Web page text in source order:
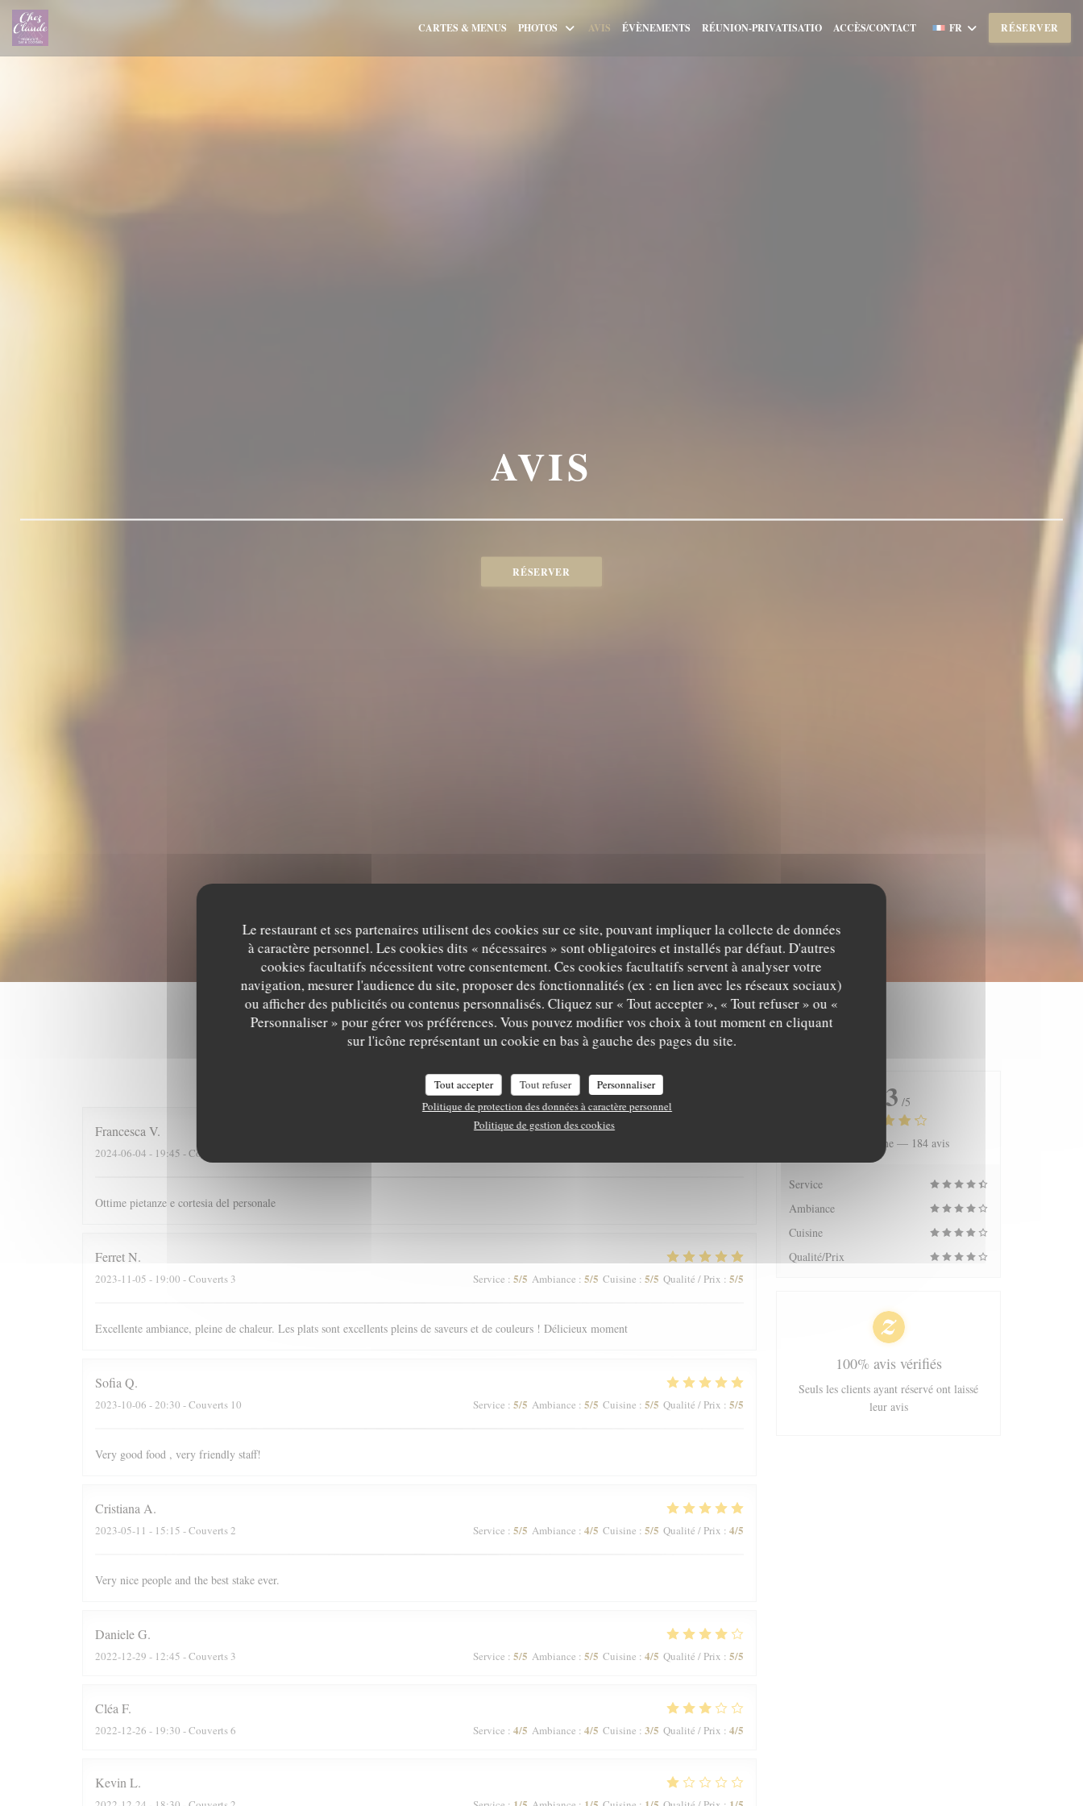
Personnalisation de vos choix en matière de cookies
Le restaurant et ses partenaires utilisent des cookies sur ce site, pouvant impliquer la collecte de données
à caractère personnel. Les cookies dits « nécessaires » sont obligatoires et installés par défaut. D'autres
cookies facultatifs nécessitent votre consentement. Ces cookies facultatifs servent à analyser votre
navigation, mesurer l'audience du site, proposer des fonctionnalités (ex : en lien avec les réseaux sociaux)
ou afficher des publicités ou contenus personnalisés. Cliquez sur « Tout accepter », « Tout refuser » ou «
Personnaliser » pour gérer vos préférences. Vous pouvez modifier vos choix à tout moment en cliquant
sur l'icône représentant un cookie en bas à gauche des pages du site.
Tout accepter Tout refuser
Personnaliser
Politique de protection des données à caractère personnel
Politique de gestion des cookies
CARTES & MENUS PHOTOS AVIS ÉVÈNEMENTS RÉUNION-PRIVATISATIO ACCÈS/CONTACT FR RÉSERVER
AVIS
RÉSERVER
Les avis de nos clients
Francesca V
2024-06-04 - 19:45 - Couverts 2
Ottime pietanze e cortesia del personale
FerretN
2023-11-05 - 19:00 - Couverts 3 Service : 5/5 Ambiance : 5/5 Cuisine : 5/5 Qualité / Prix : 5/5
Excellente ambiance, pleine de chaleur. Les plats sont excellents pleins de saveurs et de couleurs ! Délicieux moment
Sofia Q
2023-10-06 - 20:30 - Couverts 10 Service : 5/5 Ambiance : 5/5 Cuisine : 5/5 Qualité / Prix : 5/5
Very good food , very friendly staff!
Cristiana A
2023-05-11 - 15:15 - Couverts 2 Service : 5/5 Ambiance : 4/5 Cuisine : 5/5 Qualité / Prix : 4/5
Very nice people and the best stake ever.
DanieleG
2022-12-29 - 12:45 - Couverts 3 Service : 5/5 Ambiance : 5/5 Cuisine : 4/5 Qualité / Prix : 5/5
Cléa F
2022-12-26 - 19:30 - Couverts 6 Service : 4/5 Ambiance : 4/5 Cuisine : 3/5 Qualité / Prix : 4/5
Kevin L
4.3 /5
Note moyenne — 184 avis
Service
Ambiance
Cuisine
Qualité/Prix
100% avis vérifiés
Seuls les clients ayant réservé ont laissé
leur avis